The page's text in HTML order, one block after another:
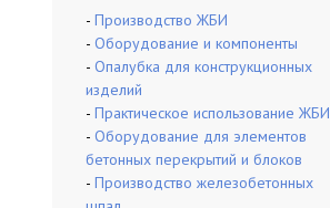
- Производство ЖБИ
- Оборудование и компоненты
- Опалубка для конструкционных
изделий
- Практическое использование ЖБИ
- Оборудование для элементов
бетонных перекрытий и блоков
- Производство железобетонных